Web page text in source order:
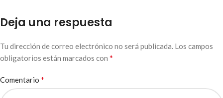
Deja una respuesta
Tu dirección de correo electrónico no será publicada. Los campos
obligatorios están marcados con *
Comentario *